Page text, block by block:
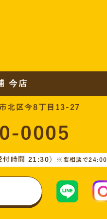
今店
北区今8丁目13-27
0005
付時間 21:30） ※要相談で24:00